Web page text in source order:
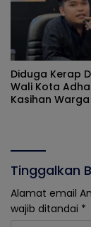
Diduga Kerap
Wali Kota
Kasihan
Tinggalkan
Alamat email
wajib ditandai *